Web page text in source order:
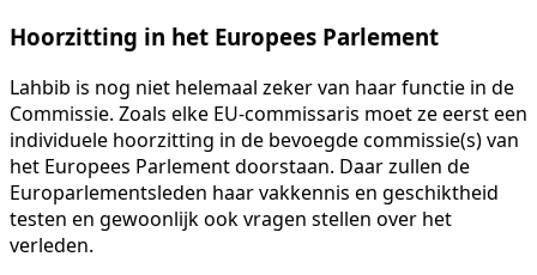
Hoorzitting in het Europees Parlement
Lahbib is nog niet helemaal zeker van haar functie in de
Commissie. Zoals elke EU-commissaris moet ze eerst een
individuele hoorzitting in de bevoegde commissie(s) van
het Europees Parlement doorstaan. Daar zullen de
Europarlementsleden haar vakkennis en geschiktheid
testen en gewoonlijk ook vragen stellen over het
verleden.